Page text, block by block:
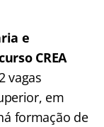
e
CREA
vagas
em
formação de